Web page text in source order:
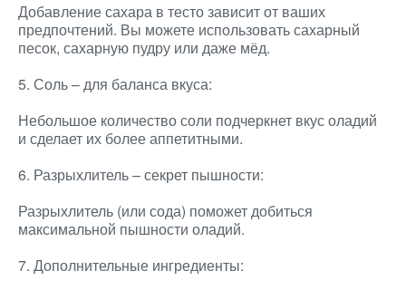
Добавление сахара в тесто зависит от ваших
предпочтений. Вы можете использовать сахарный
песок, сахарную пудру или даже мёд.
5. Соль – для баланса вкуса:
Небольшое количество соли подчеркнет вкус оладий
и сделает их более аппетитными.
6. Разрыхлитель – секрет пышности:
Разрыхлитель (или сода) поможет добиться
максимальной пышности оладий.
7. Дополнительные ингредиенты: